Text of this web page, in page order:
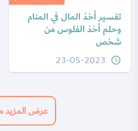
تفسير أخذ المال في المنام
وحلم أخذ الفلوس من
شخص
query_builder
23-05-2023
عرض المزيد